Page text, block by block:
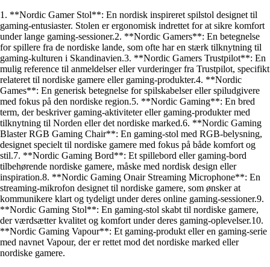
1. **Nordic Gamer Stol**: En nordisk inspireret spilstol designet til
gaming-entusiaster. Stolen er ergonomisk indrettet for at sikre komfort
under lange gaming-sessioner.2. **Nordic Gamers**: En betegnelse
for spillere fra de nordiske lande, som ofte har en stærk tilknytning til
gaming-kulturen i Skandinavien.3. **Nordic Gamers Trustpilot**: En
mulig reference til anmeldelser eller vurderinger fra Trustpilot, specifikt
relateret til nordiske gamere eller gaming-produkter.4. **Nordic
Games**: En generisk betegnelse for spilskabelser eller spiludgivere
med fokus på den nordiske region.5. **Nordic Gaming**: En bred
term, der beskriver gaming-aktiviteter eller gaming-produkter med
tilknytning til Norden eller det nordiske marked.6. **Nordic Gaming
Blaster RGB Gaming Chair**: En gaming-stol med RGB-belysning,
designet specielt til nordiske gamere med fokus på både komfort og
stil.7. **Nordic Gaming Bord**: Et spillebord eller gaming-bord
tilbehørende nordiske gamere, måske med nordisk design eller
inspiration.8. **Nordic Gaming Onair Streaming Microphone**: En
streaming-mikrofon designet til nordiske gamere, som ønsker at
kommunikere klart og tydeligt under deres online gaming-sessioner.9.
**Nordic Gaming Stol**: En gaming-stol skabt til nordiske gamere,
der værdsætter kvalitet og komfort under deres gaming-oplevelser.10.
**Nordic Gaming Vapour**: Et gaming-produkt eller en gaming-serie
med navnet Vapour, der er rettet mod det nordiske marked eller
nordiske gamere.